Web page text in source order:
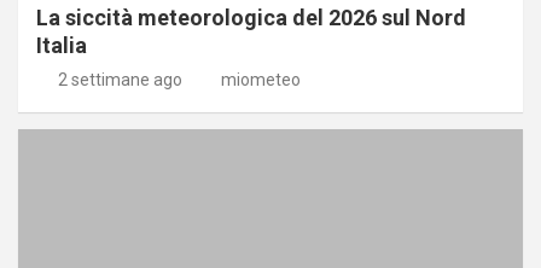
La siccità meteorologica del 2026 sul Nord
Italia
2 settimane ago miometeo